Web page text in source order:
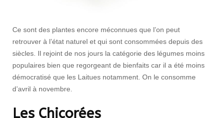
Ce sont des plantes encore méconnues que l’on peut
retrouver à l’état naturel et qui sont consommées depuis des
siècles. Il rejoint de nos jours la catégorie des légumes moins
populaires bien que regorgeant de bienfaits car il a été moins
démocratisé que les Laitues notamment. On le consomme
d’avril à novembre.
Les Chicorées